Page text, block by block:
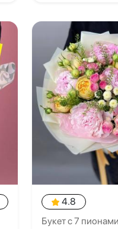
4.8
Букет с 7